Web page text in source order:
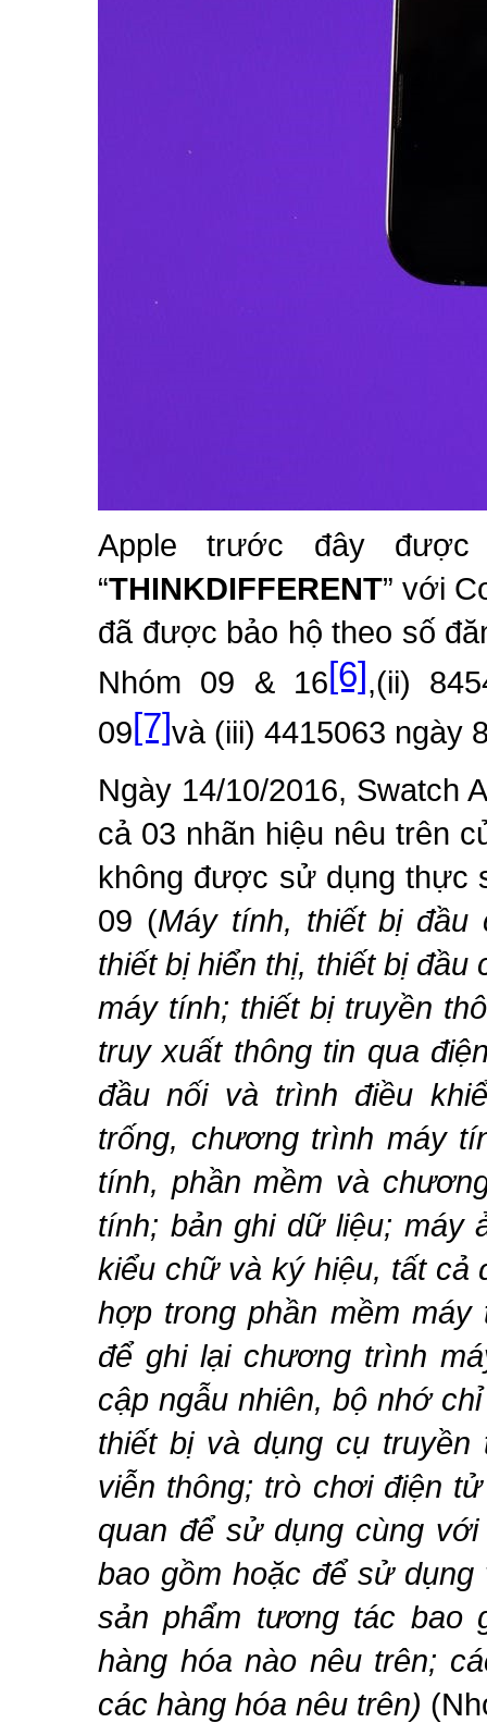
Apple trước đây
“THINKDIFFERENT” với
đã được bảo hộ theo số
Nhóm 09 & 16[6] ,(ii)
09[7]và (iii) 4415063 ngày
Ngày 14/10/2016, Swatch
cả 03 nhãn hiệu nêu trên
không được sử dụng thực
09 (Máy tính, thiết bị đầu
thiết bị hiển thị, thiết bị đầu
máy tính; thiết bị truyền
truy xuất thông tin qua
đầu nối và trình điều
trống, chương trình máy
tính, phần mềm và
tính; bản ghi dữ liệu; máy
kiểu chữ và ký hiệu, tất cả
hợp trong phần mềm
để ghi lại chương trình
cập ngẫu nhiên, bộ nhớ
thiết bị và dụng cụ
viễn thông; trò chơi điện
quan để sử dụng cùng
bao gồm hoặc để sử
sản phẩm tương tác bao
hàng hóa nào nêu trên;
các hàng hóa nêu trên)